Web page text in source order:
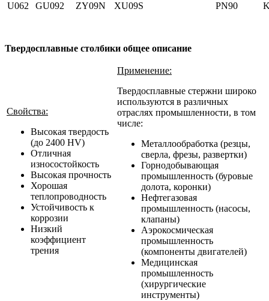
U062 GU092 ZY09N XU09S PN90
Твердосплавные столбики общее описание
Свойства:
Высокая твердость
(до 2400 HV)
Отличная
износостойкость
Высокая прочность
Хорошая
теплопроводность
Устойчивость к
коррозии
Низкий
коэффициент
трения
Применение:
Твердосплавные стержни широко
используются в различных
отраслях промышленности, в том
числе:
Металлообработка (резцы,
сверла, фрезы, развертки)
Горнодобывающая
промышленность (буровые
долота, коронки)
Нефтегазовая
промышленность (насосы,
клапаны)
Аэрокосмическая
промышленность
(компоненты двигателей)
Медицинская
промышленность
(хирургические
инструменты)